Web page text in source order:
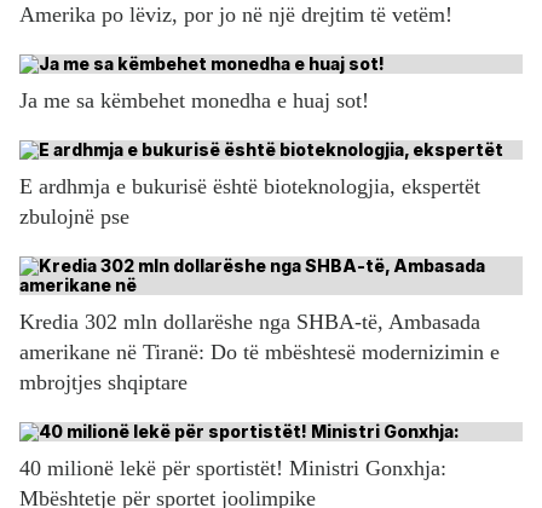
Amerika po lëviz, por jo në një drejtim të vetëm!
Ja me sa këmbehet monedha e huaj sot!
E ardhmja e bukurisë është bioteknologjia, ekspertët
zbulojnë pse
Kredia 302 mln dollarëshe nga SHBA-të, Ambasada
amerikane në Tiranë: Do të mbështesë modernizimin e
mbrojtjes shqiptare
40 milionë lekë për sportistët! Ministri Gonxhja:
Mbështetje për sportet joolimpike